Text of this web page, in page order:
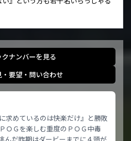
クナンバーを見る
・要望・問い合わせ
求めているのは快楽だけ』と勝敗
ＯＧを楽しむ重度のＰＯＧ中毒
んだ昨期はダービーまでに４頭が